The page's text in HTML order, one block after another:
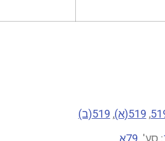
, 519(א) , 519(ב)
: סע' 79א